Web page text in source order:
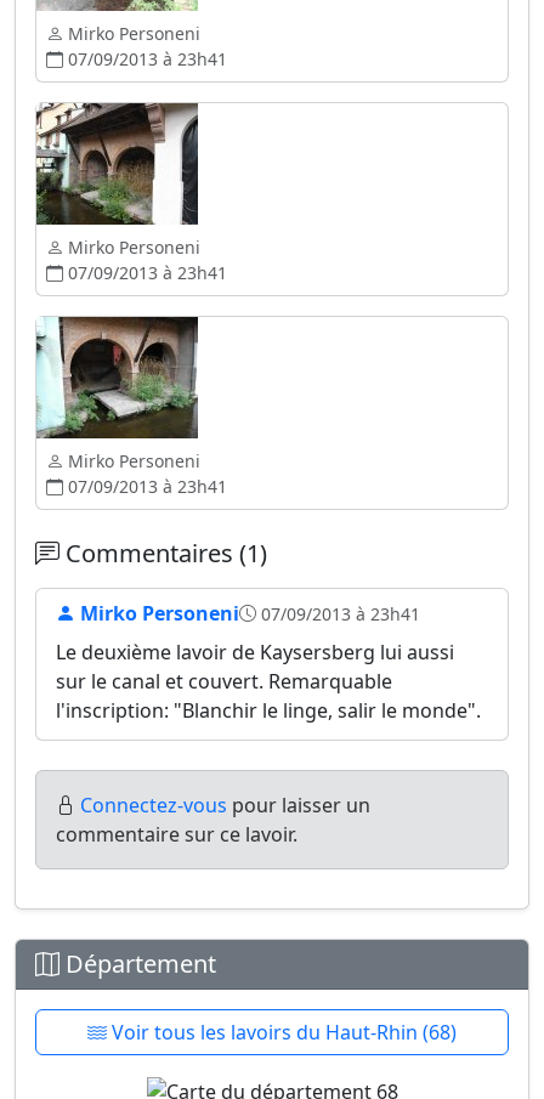
Mirko Personeni
07/09/2013 à 23h41
Mirko Personeni
07/09/2013 à 23h41
Mirko Personeni
07/09/2013 à 23h41
Commentaires (1)
Mirko Personeni 07/09/2013 à 23h41
Le deuxième lavoir de Kaysersberg lui aussi
sur le canal et couvert. Remarquable
l'inscription: "Blanchir le linge, salir le monde".
Connectez-vous pour laisser un
commentaire sur ce lavoir.
Département
Voir tous les lavoirs du Haut-Rhin (68)